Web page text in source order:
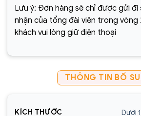
Lưu ý: Đơn hàng sẽ chỉ được gửi đi
nhận của tổng đài viên trong vòng
khách vui lòng giữ điện thoại
THÔNG TIN BỔ
KÍCH THƯỚC Dưới